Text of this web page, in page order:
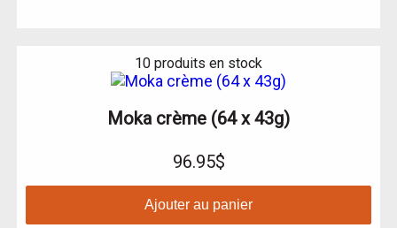
96.95$
Moka crème (64 x 43g)
10 produits en stock
Ajouter au panier